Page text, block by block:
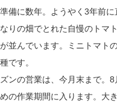
備に数年。ようやく3年前に
りの畑でとれた自慢のトマ
並んでいます。ミニトマト
です。
ンの営業は、今月末まで。8
の作業期間に入ります。大